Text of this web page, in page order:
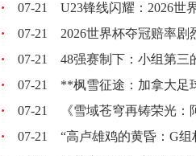
· 07-21
U23锋线闪耀：2026世界杯小组赛个
·
07-21
2026世界杯夺冠赔率剧烈震荡：国际顶级机构
·
07-21
48强赛制下：小组第三的出局线算法与晋
·
07-21
**枫雪征途：加拿大足球的2026
·
07-21
《雪域苍穹再铸荣光：阿根廷三
·
07-21
“高卢雄鸡的黄昏：G组权力版图的重